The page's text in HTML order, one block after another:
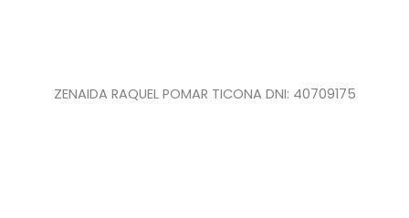
ZENAIDA RAQUEL POMAR TICONA DNI: 40709175